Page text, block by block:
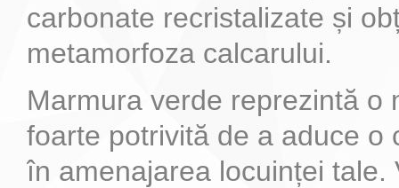
carbonate recristalizate și
metamorfoza calcarului.
Marmura verde reprezintă o
foarte potrivită de a aduce o
în amenajarea locuinței tale.